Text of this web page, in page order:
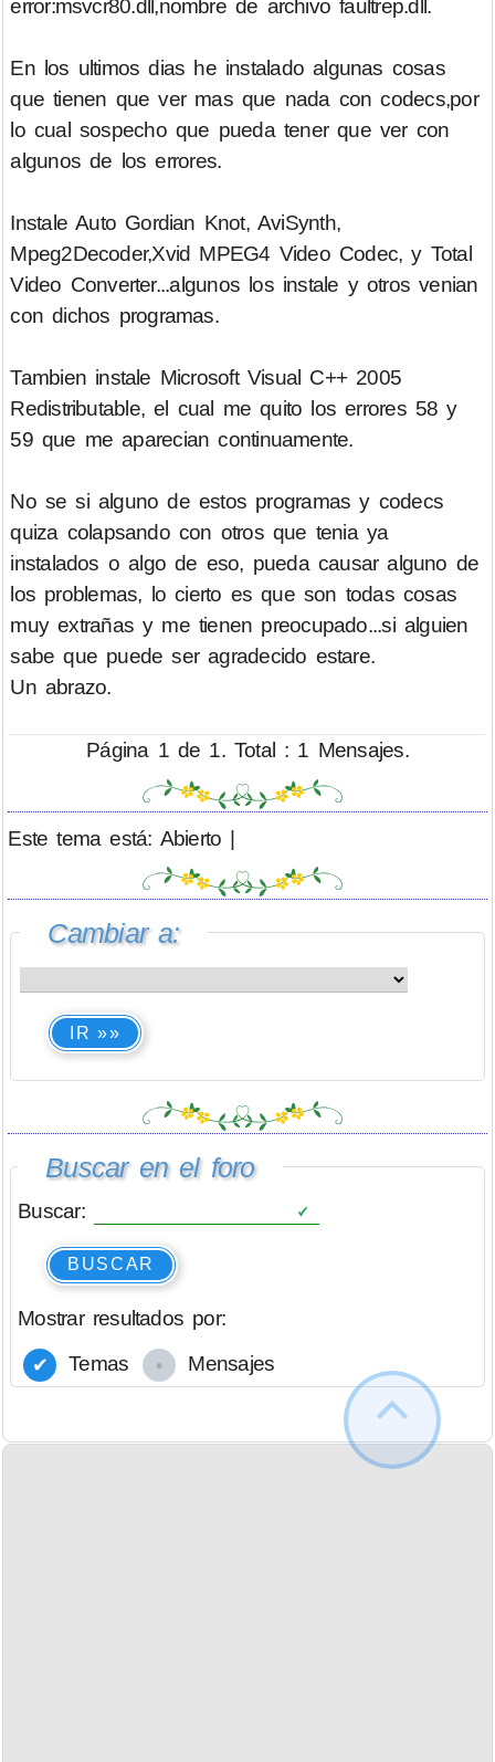
error:msvcr80.dll,nombre de archivo faultrep.dll.
En los ultimos dias he instalado algunas cosas
que tienen que ver mas que nada con codecs,por
lo cual sospecho que pueda tener que ver con
algunos de los errores.
Instale Auto Gordian Knot, AviSynth,
Mpeg2Decoder,Xvid MPEG4 Video Codec, y Total
Video Converter...algunos los instale y otros venian
con dichos programas.
Tambien instale Microsoft Visual C++ 2005
Redistributable, el cual me quito los errores 58 y
59 que me aparecian continuamente.
No se si alguno de estos programas y codecs
quiza colapsando con otros que tenia ya
instalados o algo de eso, pueda causar alguno de
los problemas, lo cierto es que son todas cosas
muy extrañas y me tienen preocupado...si alguien
sabe que puede ser agradecido estare.
Un abrazo.
Página 1 de 1. Total : 1 Mensajes.
Este tema está: Abierto |
Cambiar a:
IR »»
Buscar en el foro
Buscar:
BUSCAR
Mostrar resultados por:
Temas
Mensajes